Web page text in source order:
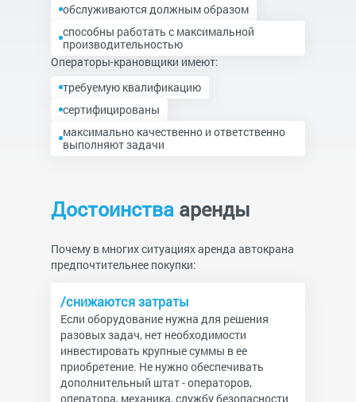
обслуживаются должным образом
способны работать с максимальной
производительностью
Операторы-крановщики имеют:
требуемую квалификацию
сертифицированы
максимально качественно и ответственно
выполняют задачи
Достоинства аренды
Почему в многих ситуациях аренда автокрана
предпочтительнее покупки:
/снижаются затраты
Если оборудование нужна для решения
разовых задач, нет необходимости
инвестировать крупные суммы в ее
приобретение. Не нужно обеспечивать
дополнительный штат - операторов,
оператора, механика, службу безопасности